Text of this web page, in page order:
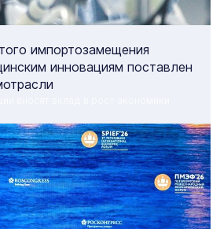
импортозамещения
инновациям поставлен